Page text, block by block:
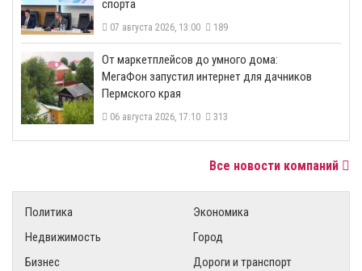
спорта
07 августа 2026, 13:00 189
От маркетплейсов до умного дома:
МегаФон запустил интернет для дачников
Пермского края
06 августа 2026, 17:10 313
Все новости компаний
Политика
Экономика
Недвижимость
Город
Бизнес
Дороги и транспорт